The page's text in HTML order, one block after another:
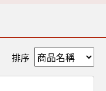
排序